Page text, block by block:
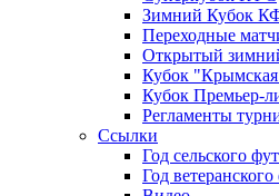
Зимний Кубок
Переходные
Открытый
Кубок "Крымская
Кубок Премьер-
Регламенты
Ссылки
Год сельского
Год